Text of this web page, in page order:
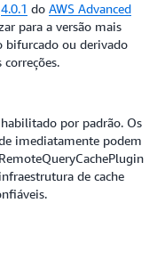
4.0.1 do AWS Advanced
para a versão mais
bifurcado ou derivado
por padrão. Os
imediatamente podem
de cache